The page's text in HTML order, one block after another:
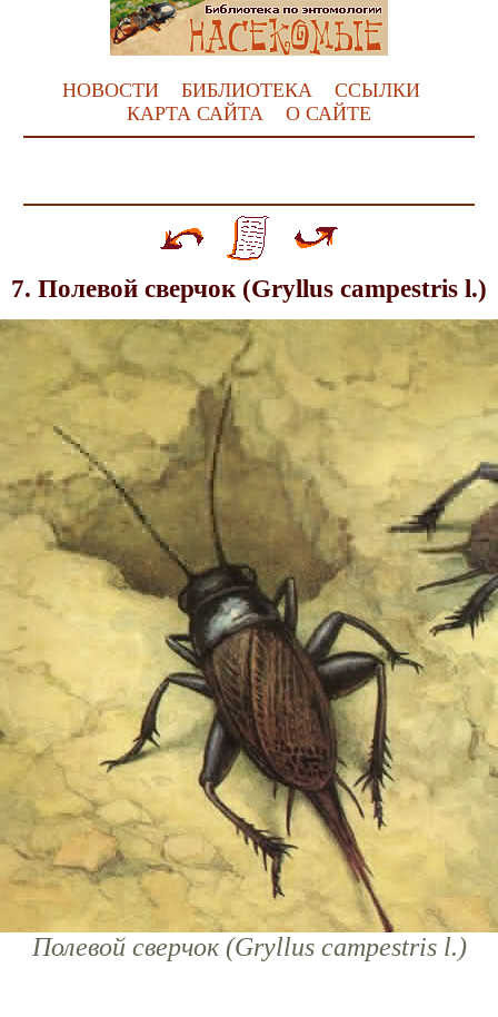
НОВОСТИ БИБЛИОТЕКА
ССЫЛКИ
КАРТА САЙТА
О САЙТЕ
7. Полевой сверчок (Gryllus campestris l.)
Полевой сверчок (Gryllus campestris l.)